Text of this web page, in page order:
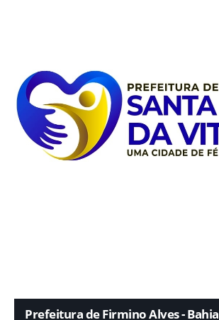
Prefeitura de Firmino Alves - Bahia